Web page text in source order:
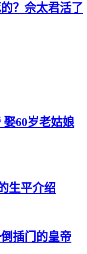
？佘太君活了
60岁老姑娘
生平介绍
插门的皇帝